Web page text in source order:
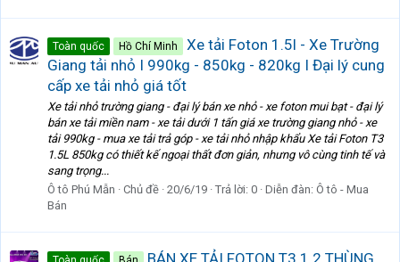
Toàn quốc Hồ Chí Minh
Xe tải Foton 1.5l - Xe Trường
Giang tải nhỏ I 990kg - 850kg - 820kg I Đại lý cung
cấp xe tải nhỏ giá tốt
Xe tải nhỏ trường giang - đại lý bán xe nhỏ - xe foton mui bạt - đại lý
bán xe tải miền nam - xe tải dưới 1 tấn giá xe trường giang nhỏ - xe
tải 990kg - mua xe tải trả góp - xe tải nhỏ nhập khẩu Xe tải Foton T3
1.5L 850kg có thiết kế ngoại thất đơn giản, nhưng vô cùng tinh tế và
sang trọng...
Ô tô Phú Mẫn
Chủ đề 20/6/19 Trả lời: 0 Diễn đàn: Ô tô - Mua
Bán
BÁN XE TẢI FOTON T3 1.2 THÙNG